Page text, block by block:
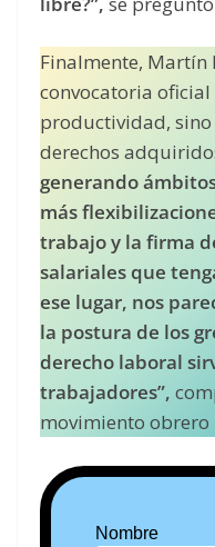
Finalmente, Martín
convocatoria
productividad, sino
derechos
generando
más
trabajo y la firma
salariales que
ese lugar, nos
la postura de los
derecho laboral
trabajadores”,
movimiento obrero
Nombre